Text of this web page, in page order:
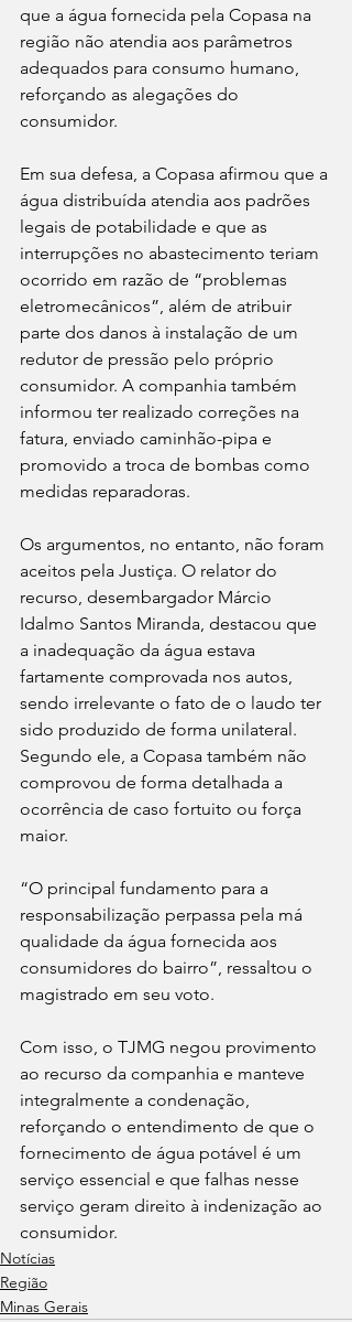
que a água fornecida pela Copasa na
região não atendia aos parâmetros
adequados para consumo humano,
reforçando as alegações do
consumidor.
Em sua defesa, a Copasa afirmou que a
água distribuída atendia aos padrões
legais de potabilidade e que as
interrupções no abastecimento teriam
ocorrido em razão de “problemas
eletromecânicos”, além de atribuir
parte dos danos à instalação de um
redutor de pressão pelo próprio
consumidor. A companhia também
informou ter realizado correções na
fatura, enviado caminhão-pipa e
promovido a troca de bombas como
medidas reparadoras.
Os argumentos, no entanto, não foram
aceitos pela Justiça. O relator do
recurso, desembargador Márcio
Idalmo Santos Miranda, destacou que
a inadequação da água estava
fartamente comprovada nos autos,
sendo irrelevante o fato de o laudo ter
sido produzido de forma unilateral.
Segundo ele, a Copasa também não
comprovou de forma detalhada a
ocorrência de caso fortuito ou força
maior.
“O principal fundamento para a
responsabilização perpassa pela má
qualidade da água fornecida aos
consumidores do bairro”, ressaltou o
magistrado em seu voto.
Com isso, o TJMG negou provimento
ao recurso da companhia e manteve
integralmente a condenação,
reforçando o entendimento de que o
fornecimento de água potável é um
serviço essencial e que falhas nesse
serviço geram direito à indenização ao
consumidor.
Notícias
Região
Minas Gerais